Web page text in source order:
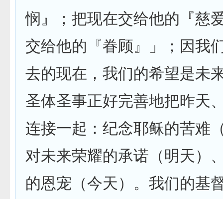
悯』；把现在交给他的『慈
交给他的『眷顾』」；因我
去的现在，我们的希望是未
圣体圣事正好完善地把昨天
连接一起：纪念耶稣的苦难
对未来荣耀的承诺（明天）
的恩宠（今天）。我们的基